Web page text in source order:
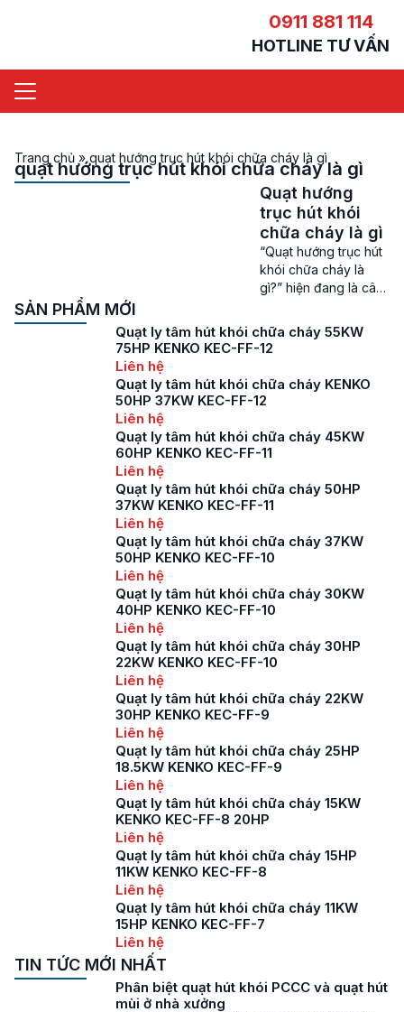
0911 881 114
HOTLINE TƯ VẤN
Trang chủ »quạt hướng trục hút khói chữa cháy là gì
quạt hướng trục hút khói chữa cháy là gì
Quạt hướng
trục hút khói
chữa cháy là gì
“Quạt hướng trục hút
khói chữa cháy là
gì?” hiện đang là câu
khách hàng đang
quan tâm tới hiện nay.
cho câu hỏi này, mọi
người hãy cùng
các thông tin liên
quan tới dòng quạt
SẢN PHẨM MỚI
Quạt ly tâm hút khói chữa cháy 55KW
75HP KENKO KEC-FF-12
Liên hệ
Quạt ly tâm hút khói chữa cháy KENKO
50HP 37KW KEC-FF-12
Liên hệ
Quạt ly tâm hút khói chữa cháy 45KW
60HP KENKO KEC-FF-11
Liên hệ
Quạt ly tâm hút khói chữa cháy 50HP
37KW KENKO KEC-FF-11
Liên hệ
Quạt ly tâm hút khói chữa cháy 37KW
50HP KENKO KEC-FF-10
Liên hệ
Quạt ly tâm hút khói chữa cháy 30KW
40HP KENKO KEC-FF-10
Liên hệ
Quạt ly tâm hút khói chữa cháy 30HP
22KW KENKO KEC-FF-10
Liên hệ
Quạt ly tâm hút khói chữa cháy 22KW
30HP KENKO KEC-FF-9
Liên hệ
Quạt ly tâm hút khói chữa cháy 25HP
18.5KW KENKO KEC-FF-9
Liên hệ
Quạt ly tâm hút khói chữa cháy 15KW
KENKO KEC-FF-8 20HP
Liên hệ
Quạt ly tâm hút khói chữa cháy 15HP
11KW KENKO KEC-FF-8
Liên hệ
Quạt ly tâm hút khói chữa cháy 11KW
15HP KENKO KEC-FF-7
Liên hệ
TIN TỨC MỚI NHẤT
Phân biệt quạt hút khói PCCC và quạt hút
mùi ở nhà xưởng